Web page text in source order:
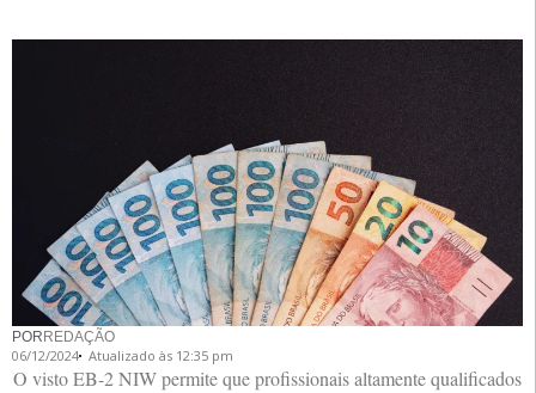
POR REDAÇÃO
06/12/2024 Atualizado às 12:35 pm
O visto EB-2 NIW permite que profissionais altamente qualificados